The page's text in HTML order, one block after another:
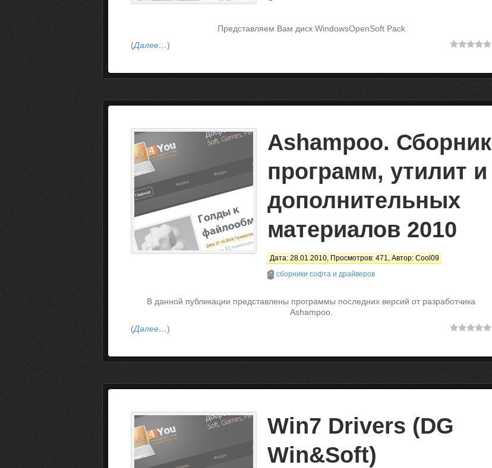
Представляем Вам диск WindowsOpenSoft Pack
(Далее…)
Ashampoo. Сборник
программ, утилит и
дополнительных
материалов 2010
Дата: 28.01.2010, Просмотров: 471, Автор: Cool09
сборники софта и драйверов
В данной публикации представлены программы последних версий от разработчика
Ashampoo.
(Далее…)
Win7 Drivers (DG
Win&Soft)